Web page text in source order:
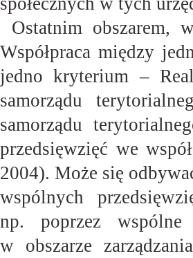
Ostatnim obszarem,
Współpraca między
jedno kryterium –
samorządu
samorządu
przedsięwzięć we
2004). Może się
wspólnych
np. poprzez wspólne
w obszarze